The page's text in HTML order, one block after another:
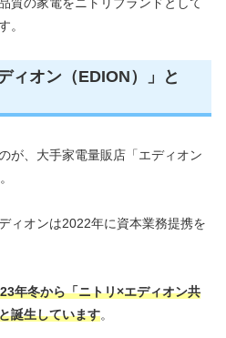
。
ィオン（EDION）」と
が、大手家電量販店「エディオン
ィオンは2022年に資本業務提携を
年冬から「ニトリ×エディオン共
誕生しています。